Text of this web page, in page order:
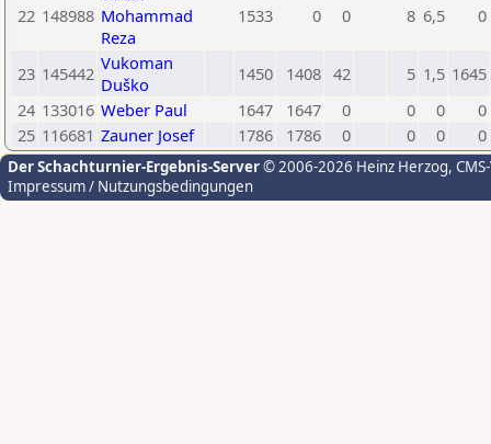
22 148988 Mohammad
Reza
1533 0 0 8 6,5 0
23 145442 Vukoman
Duško
1450 1408 42 5 1,5 1645
24 133016 Weber Paul 1647 1647 0 0 0
0
25 116681 Zauner Josef 1786 1786 0 0 0 0
Der Schachturnier-Ergebnis-Server© 2006-2026 Heinz Herzog,
Impressum / Nutzungsbedingungen